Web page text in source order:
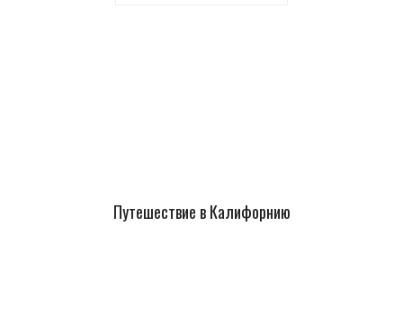
Путешествие в Калифорнию